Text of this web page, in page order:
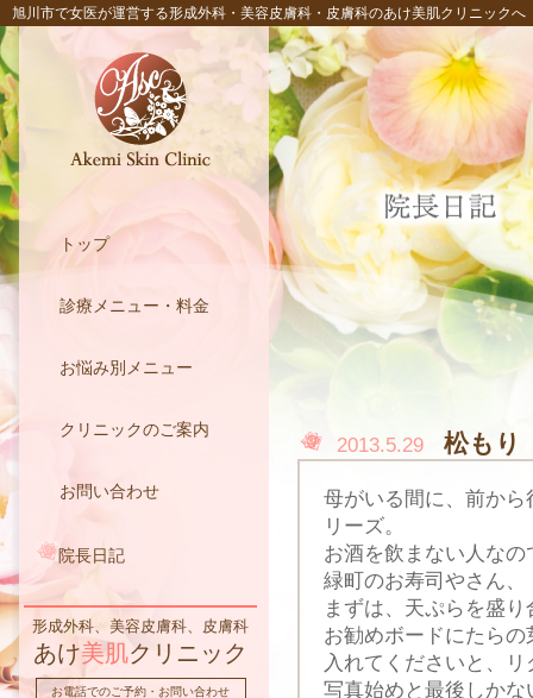
旭川市で女医が運営する形成外科・美容皮膚科・皮膚科のあけ美肌クリニックへ
トップ
診療メニュー・料金
お悩み別メニュー
クリニックのご案内
お問い合わせ
院長日記
形成外科、美容皮膚科、皮膚科
あけ美肌クリニック
お電話でのご予約・お問い合わせ
2013.5.29 松もり
母がいる間に、前か
リーズ。
お酒を飲まない人なの
緑町のお寿司やさん、
まずは、天ぷらを盛
お勧めボードにたら
入れてくださいと、リ
写真始めと最後しかな